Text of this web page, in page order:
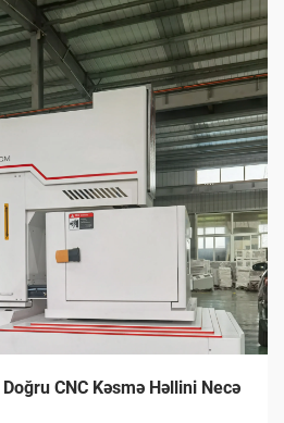
CNC Kəsmə Həllini Necə